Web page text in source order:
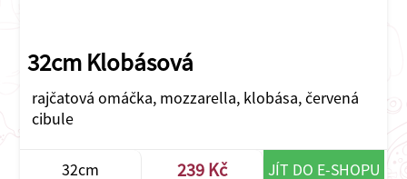
32cm Klobásová
rajčatová omáčka, mozzarella, klobása, červená
cibule
32cm 239 Kč JÍT DO E-SHOPU